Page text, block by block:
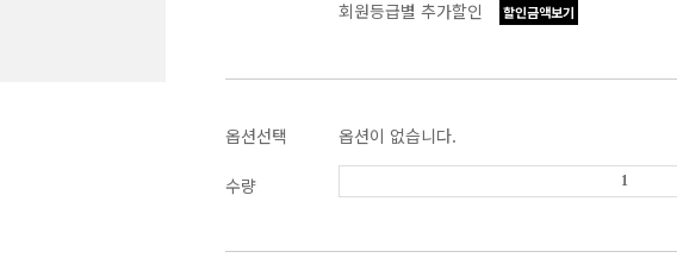
회원등급별 추가할인
할인금액보기
옵션선택 옵션이 없습니다.
수량